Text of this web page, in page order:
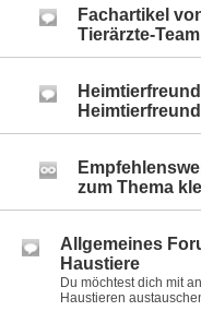
Fachartikel
Tierärzte-Team
zum Thema
Allgemeines
Haustiere
Du möchtest dich mit
Haustieren